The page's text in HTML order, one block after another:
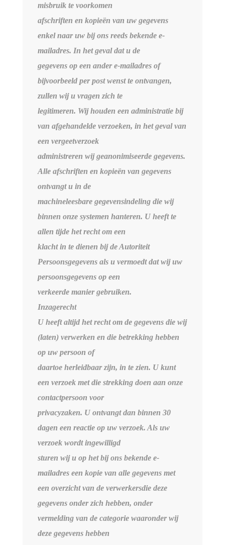
misbruik te voorkomen
afschriften en kopieën van uw gegevens
enkel naar uw bij ons reeds bekende e-
mailadres. In het geval dat u de
gegevens op een ander e-mailadres of
bijvoorbeeld per post wenst te ontvangen,
zullen wij u vragen zich te
legitimeren. Wij houden een administratie bij
van afgehandelde verzoeken, in het geval van
een vergeetverzoek
administreren wij geanonimiseerde gegevens.
Alle afschriften en kopieën van gegevens
ontvangt u in de
machineleesbare gegevensindeling die wij
binnen onze systemen hanteren. U heeft te
allen tijde het recht om een
klacht in te dienen bij de Autoriteit
Persoonsgegevens als u vermoedt dat wij uw
persoonsgegevens op een
verkeerde manier gebruiken.
Inzagerecht
U heeft altijd het recht om de gegevens die wij
(laten) verwerken en die betrekking hebben
op uw persoon of
daartoe herleidbaar zijn, in te zien. U kunt
een verzoek met die strekking doen aan onze
contactpersoon voor
privacyzaken. U ontvangt dan binnen 30
dagen een reactie op uw verzoek. Als uw
verzoek wordt ingewilligd
sturen wij u op het bij ons bekende e-
mailadres een kopie van alle gegevens met
een overzicht van de verwerkersdie deze
gegevens onder zich hebben, onder
vermelding van de categorie waaronder wij
deze gegevens hebben